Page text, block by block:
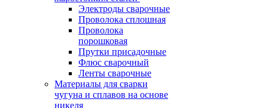
Электроды сварочные
Проволока сплошная
Проволока
порошковая
Прутки присадочные
Флюс сварочный
Ленты сварочные
Материалы для сварки
чугуна и сплавов на основе
никеля